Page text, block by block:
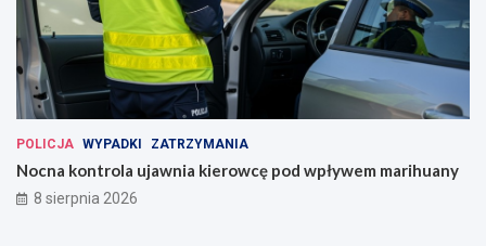
POLICJA WYPADKI ZATRZYMANIA
Nocna kontrola ujawnia kierowcę pod wpływem marihuany
8 sierpnia 2026